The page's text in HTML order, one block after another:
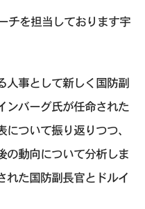
チを担当しております宇
人事として新しく国防副
ンバーグ氏が任命された
ついて振り返りつつ、
の動向について分析しま
れた国防副長官とドルイ